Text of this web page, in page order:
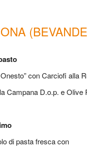
con Carciofi alla
Campana D.o.p. e Olive
di pasta fresca con